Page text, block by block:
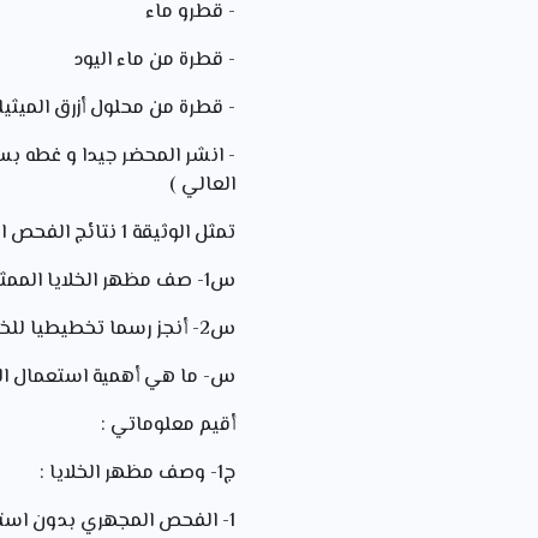
- قطرو ماء
- قطرة من ماء اليود
- قطرة من محلول أزرق
- انشر المحضر جيدا و غطه
العالي )
تمثل الوثيقة 1 نتائج الفحص المجهري :
س1- صف مظهر الخلايا الممثلو في الوثيقة 1
س2- أنجز رسما تخطيطيا للخلية المشاهدة و أرفقها بالبيانات اللازمة
س- ما هي أهمية استعمال
أقيم معلوماتي :
ج1- وصف مظهر الخلايا :
1- الفحص المجهري بدون